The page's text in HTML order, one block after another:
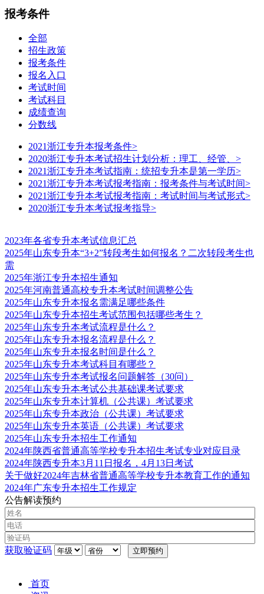
报考条件
全部
招生政策
报考条件
报名入口
考试时间
考试科目
成绩查询
分数线
2021浙江专升本报考条件>
2020浙江专升本考试招生计划分析：理工、经管、 >
2021浙江专升本考试指南：统招专升本是第一学历>
2021浙江专升本考试报考指南：报考条件与考试时间>
2021浙江专升本考试报考指南：考试时间与考试形式>
2020浙江专升本考试报考指导>
2023年各省专升本考试信息汇总
2025年山东专升本“3+2”转段考生如何报名？二次转段考生也
需
2025年浙江专升本招生通知
2025年河南普通高校专升本考试时间调整公告
2025年山东专升本报名需满足哪些条件
2025年山东专升本招生考试范围包括哪些考生？
2025年山东专升本考试流程是什么？
2025年山东专升本报名流程是什么？
2025年山东专升本报名时间是什么？
2025年山东专升本考试科目有哪些？
2025年山东专升本考试报名问题解答（30问）
2025年山东专升本考试公共基础课考试要求
2025年山东专升本计算机（公共课）考试要求
2025年山东专升本政治（公共课）考试要求
2025年山东专升本英语（公共课）考试要求
2025年山东专升本招生工作通知
2024年陕西省普通高等学校专升本招生考试专业对应目录
2024年陕西专升本3月11日报名，4月13日考试
关于做好2024年吉林省普通高等学校专升本教育工作的通知
2024年广东专升本招生工作规定
公告解读预约
获取验证码
首页